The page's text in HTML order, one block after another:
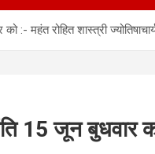
:- महंत रोहित शास्त्री
15 जून बुधवार